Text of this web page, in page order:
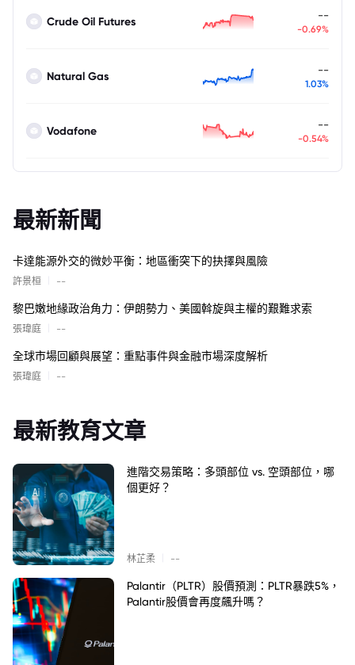
Crude Oil Futures --
-0.69%
Natural Gas --
1.03%
Vodafone --
-0.54%
最新新聞
卡達能源外交的微妙平衡：地區衝突下的抉擇與風險
許景桓 --
黎巴嫩地緣政治角力：伊朗勢力、美國斡旋與主權的艱難求索
張瑋庭 --
全球市場回顧與展望：重點事件與金融市場深度解析
張瑋庭 --
最新教育文章
進階交易策略：多頭部位 vs. 空頭部位，哪
個更好？
林芷柔 --
Palantir（PLTR）股價預測：PLTR暴跌5%，
Palantir股價會再度飆升嗎？